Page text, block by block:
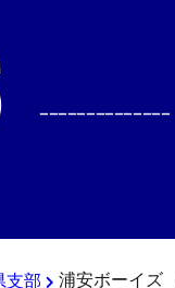
--------------
支部